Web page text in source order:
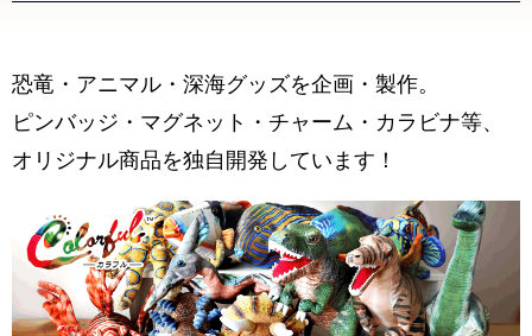
恐竜・アニマル・深海グッズを企画・製作。
ピンバッジ・マグネット・チャーム・カラビナ等、
オリジナル商品を独自開発しています！